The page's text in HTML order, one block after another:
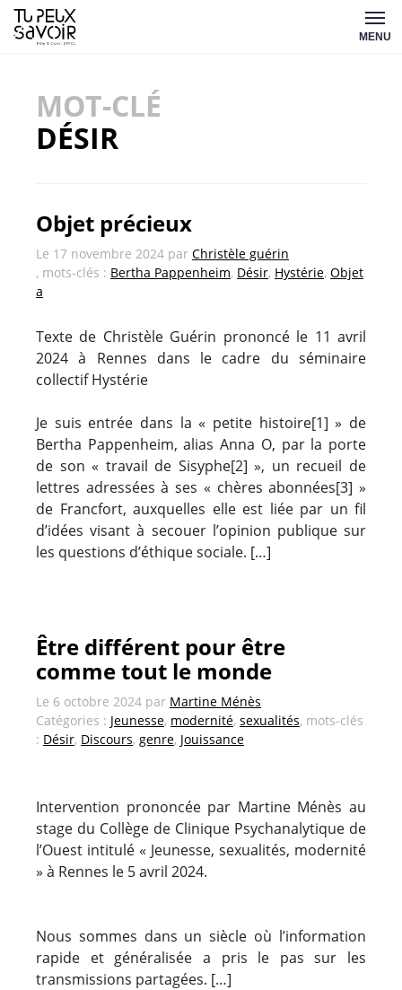
Aller
au
MENU
MOT-CLÉ
DÉSIR
Objet précieux
Le 17 novembre 2024 par Christèle guérin
, mots-clés : Bertha Pappenheim, Désir, Hystérie, Objet
a
Texte de Christèle Guérin prononcé le 11 avril
2024 à Rennes dans le cadre du séminaire
collectif Hystérie
Je suis entrée dans la « petite histoire[1] » de
Bertha Pappenheim, alias Anna O, par la porte
de son « travail de Sisyphe[2] », un recueil de
lettres adressées à ses « chères abonnées[3] »
de Francfort, auxquelles elle est liée par un fil
d’idées visant à secouer l’opinion publique sur
les questions d’éthique sociale. […]
Être différent pour être
comme tout le monde
Le 6 octobre 2024 par Martine Ménès
Catégories : Jeunesse, modernité, sexualités, mots-clés
: Désir, Discours, genre, Jouissance
Intervention prononcée par Martine Ménès au
stage du Collège de Clinique Psychanalytique de
l’Ouest intitulé « Jeunesse, sexualités, modernité
» à Rennes le 5 avril 2024.
Nous sommes dans un siècle où l’information
rapide et généralisée a pris le pas sur les
transmissions partagées. […]